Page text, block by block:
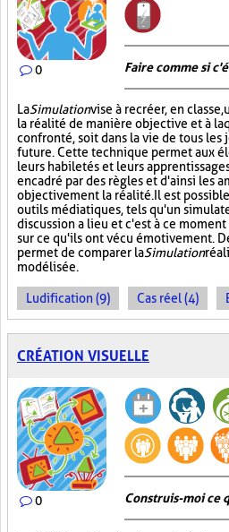
0 Faire comme si
LaSimulationvise à recréer, en
la réalité de manière objective et à
confronté, soit dans la vie de tous les
future. Cette technique permet aux
leurs habiletés et leurs
encadré par des règles et d'ainsi les
objectivement la réalité. Il est
outils médiatiques, tels qu'un
discussion a lieu et c'est à ce
sur ce qu'ils ont vécu émotivement.
permet de comparer laSimulation
modélisée.
Ludification (9) Cas réel (4)
CRÉATION VISUELLE
0 Construis-moi ce